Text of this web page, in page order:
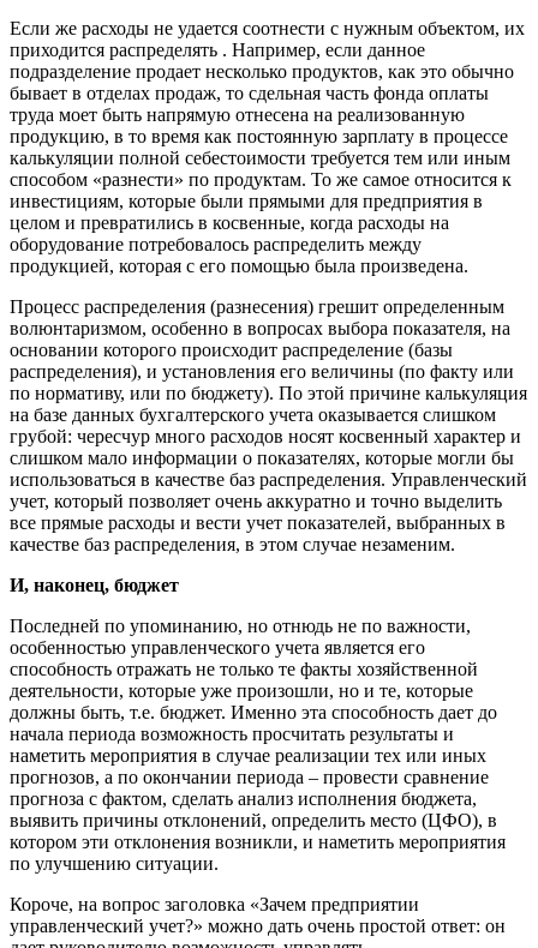
Если же расходы не удается соотнести с нужным объектом, их
приходится распределять . Например, если данное
подразделение продает несколько продуктов, как это обычно
бывает в отделах продаж, то сдельная часть фонда оплаты
труда моет быть напрямую отнесена на реализованную
продукцию, в то время как постоянную зарплату в процессе
калькуляции полной себестоимости требуется тем или иным
способом «разнести» по продуктам. То же самое относится к
инвестициям, которые были прямыми для предприятия в
целом и превратились в косвенные, когда расходы на
оборудование потребовалось распределить между
продукцией, которая с его помощью была произведена.
Процесс распределения (разнесения) грешит определенным
волюнтаризмом, особенно в вопросах выбора показателя, на
основании которого происходит распределение (базы
распределения), и установления его величины (по факту или
по нормативу, или по бюджету). По этой причине калькуляция
на базе данных бухгалтерского учета оказывается слишком
грубой: чересчур много расходов носят косвенный характер и
слишком мало информации о показателях, которые могли бы
использоваться в качестве баз распределения. Управленческий
учет, который позволяет очень аккуратно и точно выделить
все прямые расходы и вести учет показателей, выбранных в
качестве баз распределения, в этом случае незаменим.
И, наконец, бюджет
Последней по упоминанию, но отнюдь не по важности,
особенностью управленческого учета является его
способность отражать не только те факты хозяйственной
деятельности, которые уже произошли, но и те, которые
должны быть, т.е. бюджет. Именно эта способность дает до
начала периода возможность просчитать результаты и
наметить мероприятия в случае реализации тех или иных
прогнозов, а по окончании периода – провести сравнение
прогноза с фактом, сделать анализ исполнения бюджета,
выявить причины отклонений, определить место (ЦФО), в
котором эти отклонения возникли, и наметить мероприятия
по улучшению ситуации.
Короче, на вопрос заголовка «Зачем предприятии
управленческий учет?» можно дать очень простой ответ: он